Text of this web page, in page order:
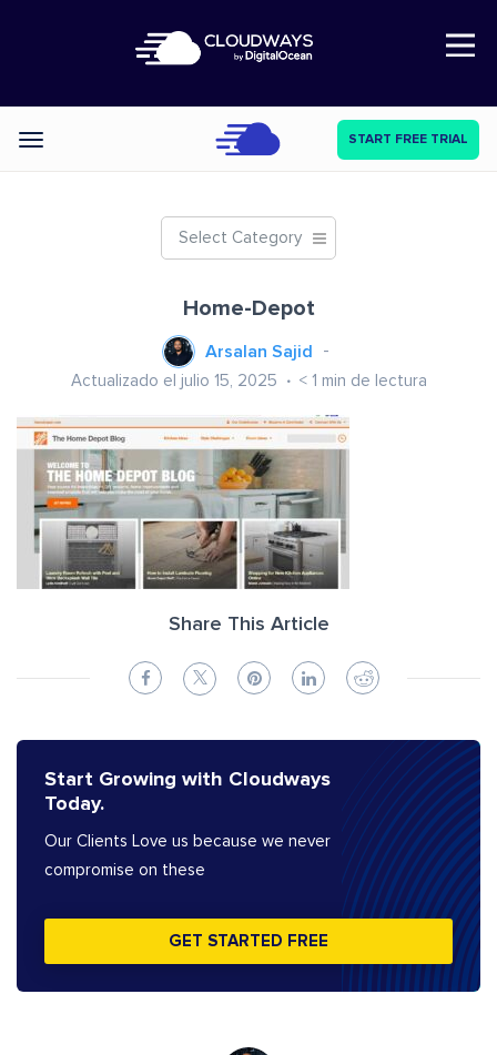
Open Nav
Categories START FREE TRIAL
Select Category
Home-Depot
Arsalan Sajid
Actualizado el julio 15, 2025 < 1 min de lectura
Share This Article
Start Growing with Cloudways
Today.
Our Clients Love us because we never
compromise on these
GET STARTED FREE